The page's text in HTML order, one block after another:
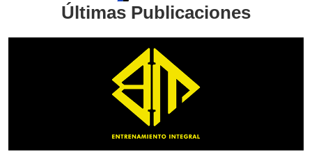
Últimas Publicaciones